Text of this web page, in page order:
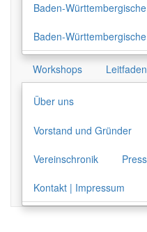
Baden-
Baden-
Workshops
Über uns
Vorstand und Gründer
Vereinschronik
Kontakt | Impressum